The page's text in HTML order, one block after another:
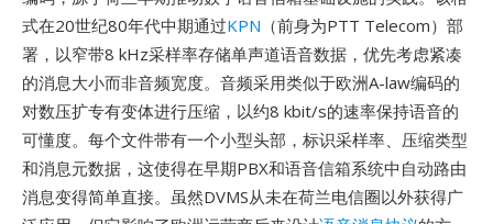
式在20世纪80年代中期通过KPN （前身为PTT Telecom）部
署，以窄带8 kHz采样率存储单声道语音数据，优先考虑紧凑
的消息大小而非音频宽度。音频采用类似于欧洲A-law编码的
对数压扩专有变体进行压缩，以约8 kbit/s的速率保持语音的
可懂度。每个文件带有一个小型头部，标识采样率、压缩类型
和消息元数据，这使得在早期PBX和语音信箱系统中自动路由
消息变得简单直接。虽然DVMS从未在荷兰电信圈以外获得广